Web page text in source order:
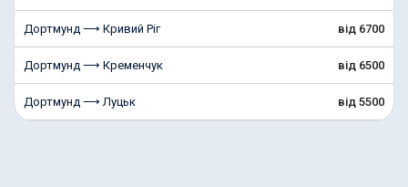
Дортмунд ⟶ Кривий Ріг від 6700
Дортмунд ⟶ Кременчук від 6500
Дортмунд ⟶ Луцьк від 5500